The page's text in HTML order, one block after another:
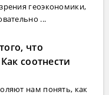
геоэкономики,
...
что
соотнести
нам понять, как